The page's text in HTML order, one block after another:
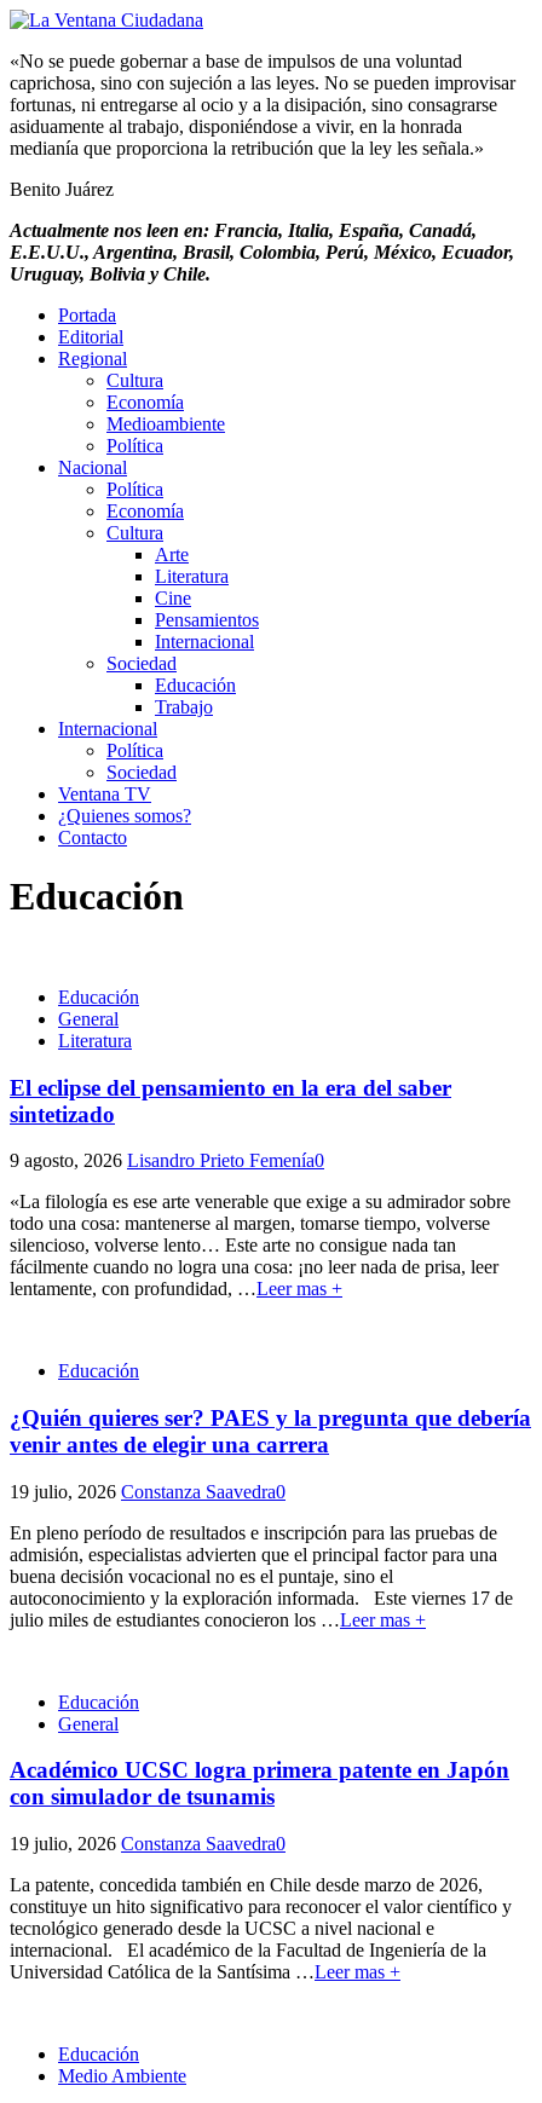
«No se puede gobernar a base de impulsos de una voluntad
caprichosa, sino con sujeción a las leyes. No se pueden improvisar
fortunas, ni entregarse al ocio y a la disipación, sino consagrarse
asiduamente al trabajo, disponiéndose a vivir, en la honrada
medianía que proporciona la retribución que la ley les señala.»
Benito Juárez
Actualmente nos leen en: Francia, Italia, España, Canadá,
E.E.U.U., Argentina, Brasil, Colombia, Perú, México, Ecuador,
Uruguay, Bolivia y Chile.
Portada
Editorial
Regional
Cultura
Economía
Medioambiente
Política
Nacional
Política
Economía
Cultura
Arte
Literatura
Cine
Pensamientos
Internacional
Sociedad
Educación
Trabajo
Internacional
Política
Sociedad
Ventana TV
¿Quienes somos?
Contacto
Educación
Educación
General
Literatura
El eclipse del pensamiento en la era del saber
sintetizado
9 agosto, 2026 Lisandro Prieto Femenía0
«La filología es ese arte venerable que exige a su admirador sobre
todo una cosa: mantenerse al margen, tomarse tiempo, volverse
silencioso, volverse lento… Este arte no consigue nada tan
fácilmente cuando no logra una cosa: ¡no leer nada de prisa, leer
lentamente, con profundidad, …Leer mas +
Educación
¿Quién quieres ser? PAES y la pregunta que debería
venir antes de elegir una carrera
19 julio, 2026 Constanza Saavedra0
En pleno período de resultados e inscripción para las pruebas de
admisión, especialistas advierten que el principal factor para una
buena decisión vocacional no es el puntaje, sino el
autoconocimiento y la exploración informada. Este viernes 17 de
julio miles de estudiantes conocieron los …Leer mas +
Educación
General
Académico UCSC logra primera patente en Japón
con simulador de tsunamis
19 julio, 2026 Constanza Saavedra0
La patente, concedida también en Chile desde marzo de 2026,
constituye un hito significativo para reconocer el valor científico y
tecnológico generado desde la UCSC a nivel nacional e
internacional. El académico de la Facultad de Ingeniería de la
Universidad Católica de la Santísima …Leer mas +
Educación
Medio Ambiente